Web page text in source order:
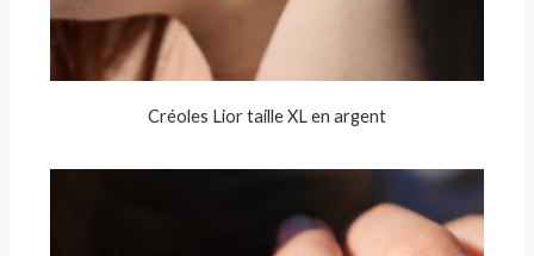
Créoles Lior taille XL en argent